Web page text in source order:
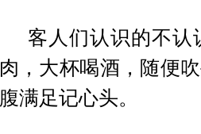
客人们认识的不
肉，大杯喝酒，随便
腹满足记心头。